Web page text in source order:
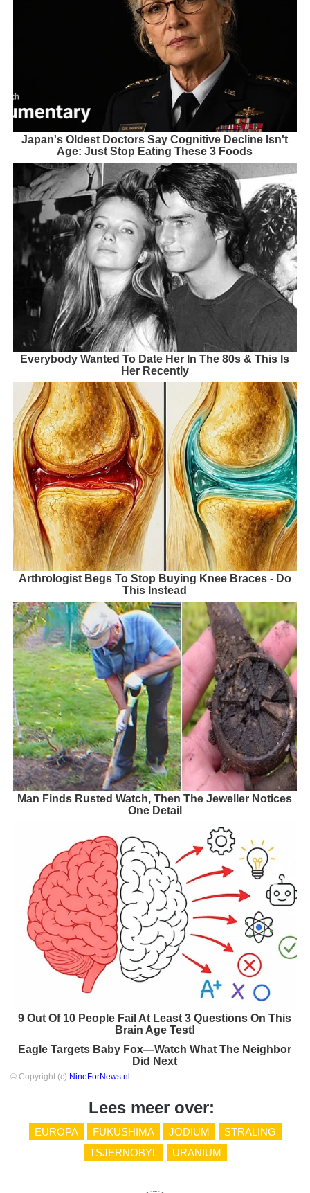
Japan's Oldest Doctors Say Cognitive Decline Isn't
Age: Just Stop Eating These 3 Foods
Everybody Wanted To Date Her In The 80s & This Is
Her Recently
Arthrologist Begs To Stop Buying Knee Braces - Do
This Instead
Man Finds Rusted Watch, Then The Jeweller Notices
One Detail
9 Out Of 10 People Fail At Least 3 Questions On This
Brain Age Test!
Eagle Targets Baby Fox—Watch What The Neighbor
Did Next
© Copyright (c) NineForNews.nl
Lees meer over:
EUROPA FUKUSHIMA JODIUM
STRALING
TSJERNOBYL
URANIUM